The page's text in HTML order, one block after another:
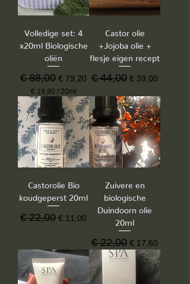
Volledige set: 4
x20ml Biologische
oliën
Normale prijs
€ 88,00 Verkoopprijs
€ 79,20
€ 19,80 / 20ml
1
9
,
8
0
p
2
0
M
i
l
i
t
e
Castor olie
+Jojoba olie +
flesje eigen recept
Normale prijs
€ 44,00 Verkoopprijs
€ 39,00
Castorolie Bio
koudgeperst 20ml
Normale prijs
€ 22,00 Verkoopprijs
€ 11,00
Zuivere en
biologische
Duindoorn olie
20ml
Normale prijs
€ 22,00 Verkoopprijs
€ 17,60